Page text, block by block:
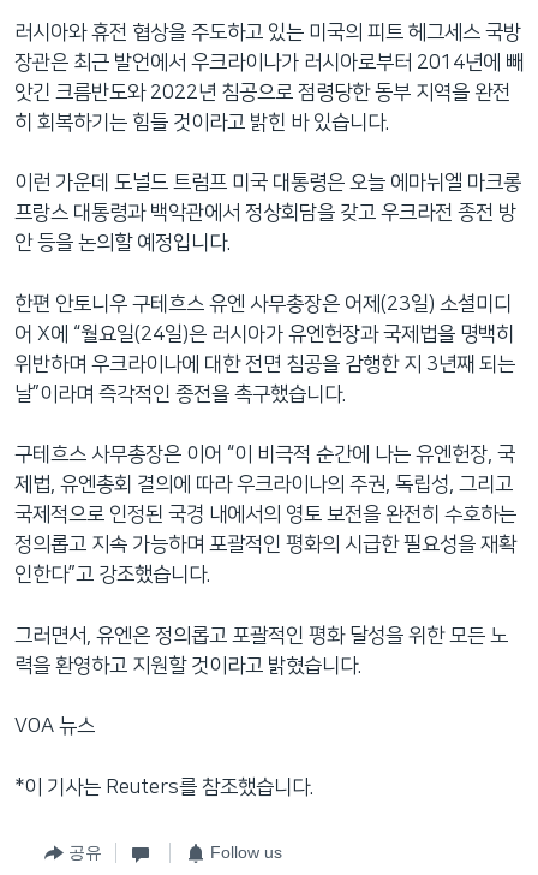
러시아와 휴전 협상을 주도하고 있는 미국의 피트 헤그세스 국방
장관은 최근 발언에서 우크라이나가 러시아로부터 2014년에 빼
앗긴 크름반도와 2022년 침공으로 점령당한 동부 지역을 완전
히 회복하기는 힘들 것이라고 밝힌 바 있습니다.
이런 가운데 도널드 트럼프 미국 대통령은 오늘 에마뉘엘 마크롱
프랑스 대통령과 백악관에서 정상회담을 갖고 우크라전 종전 방
안 등을 논의할 예정입니다.
한편 안토니우 구테흐스 유엔 사무총장은 어제(23일) 소셜미디
어 X에 “월요일(24일)은 러시아가 유엔헌장과 국제법을 명백히
위반하며 우크라이나에 대한 전면 침공을 감행한 지 3년째 되는
날”이라며 즉각적인 종전을 촉구했습니다.
구테흐스 사무총장은 이어 “이 비극적 순간에 나는 유엔헌장, 국
제법, 유엔총회 결의에 따라 우크라이나의 주권, 독립성, 그리고
국제적으로 인정된 국경 내에서의 영토 보전을 완전히 수호하는
정의롭고 지속 가능하며 포괄적인 평화의 시급한 필요성을 재확
인한다”고 강조했습니다.
그러면서, 유엔은 정의롭고 포괄적인 평화 달성을 위한 모든 노
력을 환영하고 지원할 것이라고 밝혔습니다.
VOA 뉴스
*이 기사는 Reuters를 참조했습니다.
공유 Follow us